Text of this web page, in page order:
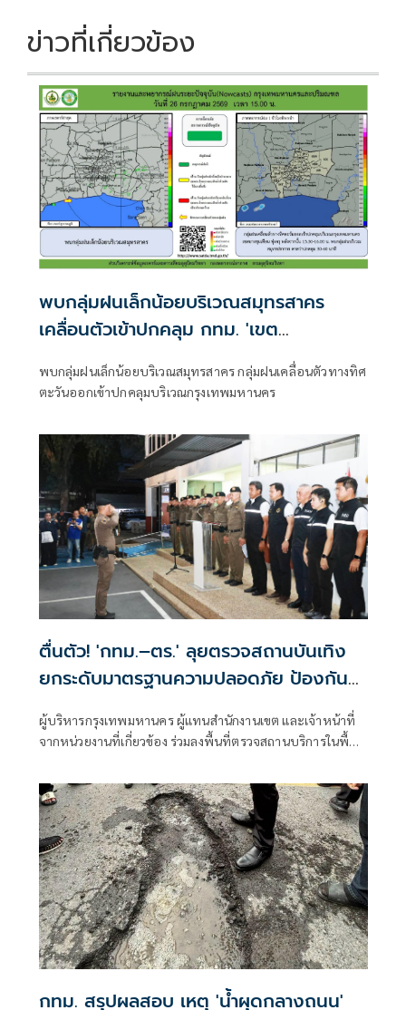
ข่าวที่เกี่ยวข้อง
พบกลุ่มฝนเล็กน้อยบริเวณสมุทรสาคร
เคลื่อนตัวเข้าปกคลุม กทม. 'เขต
บางขุนเทียน-ทุ่งครุ'
พบกลุ่มฝนเล็กน้อยบริเวณสมุทรสาคร กลุ่มฝนเคลื่อนตัวทางทิศ
ตะวันออกเข้าปกคลุมบริเวณกรุงเทพมหานคร
ตื่นตัว! 'กทม.–ตร.' ลุยตรวจสถานบันเทิง
ยกระดับมาตรฐานความปลอดภัย ป้องกัน
ผู้บริหารกรุงเทพมหานคร ผู้แทนสำนักงานเขต และเจ้าหน้าที่
จากหน่วยงานที่เกี่ยวข้อง ร่วมลงพื้นที่ตรวจสถานบริการในพื้นที่
ปลอดภัย
กทม. สรุปผลสอบ เหตุ 'น้ำผุดกลางถนน'